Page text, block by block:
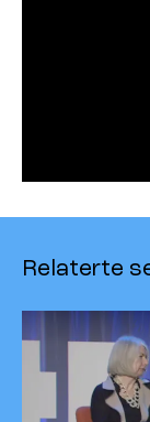
Relaterte